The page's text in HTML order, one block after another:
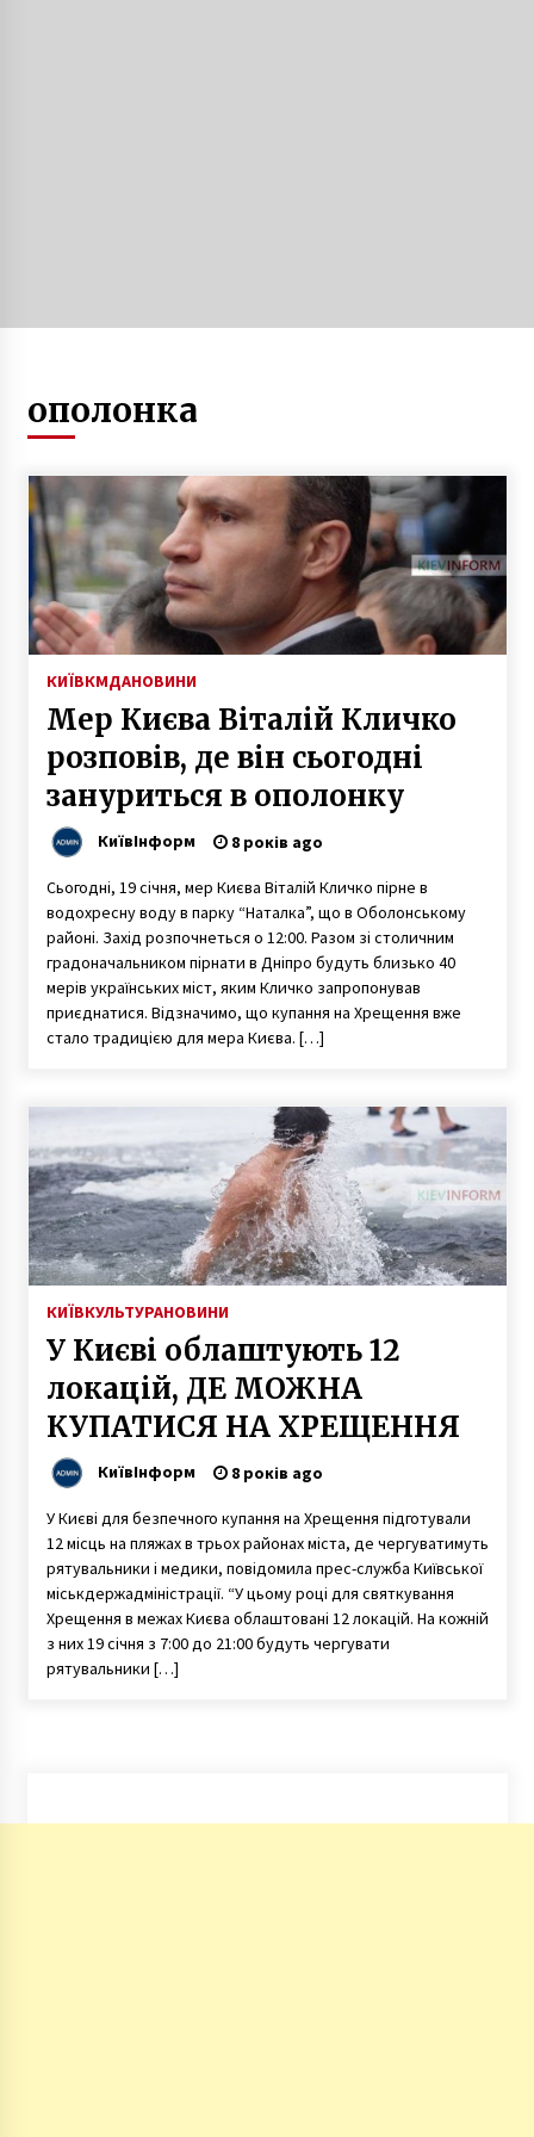
5 років ago
України на $8,1 млрд
З’явилося відео, як рано вранці по
центральній вулиці Києва летіла фура,
завантажена цеглою
7 років ago
Ліс на Дарниці завалений купою вживаних
речей
6 років ago
Под Киевом разгорается скандал с
львовским мусором (Фото)
10 років ago
карантину
По маршруту проведения ЛГБТ Марша
установят шесть фильтрационных пунктов
с металлодетекторами и собаками
10 років ago
У Києві невідомі підірвали банкомат
ополонка
КИЇВКМДАНОВИНИ
Мер Києва Віталій Кличко
розповів, де він сьогодні
зануриться в ополонку
КиївІнформ 8 років ago
Сьогодні, 19 січня, мер Києва Віталій Кличко пірне в
водохресну воду в парку “Наталка”, що в Оболонському
районі. Захід розпочнеться о 12:00. Разом зі столичним
градоначальником пірнати в Дніпро будуть близько 40
мерів українських міст, яким Кличко запропонував
приєднатися. Відзначимо, що купання на Хрещення вже
стало традицією для мера Києва. […]
КИЇВКУЛЬТУРАНОВИНИ
У Києві облаштують 12
локацій, ДЕ МОЖНА
КУПАТИСЯ НА ХРЕЩЕННЯ
КиївІнформ 8 років ago
У Києві для безпечного купання на Хрещення підготували
12 місць на пляжах в трьох районах міста, де чергуватимуть
рятувальники і медики, повідомила прес-служба Київської
міськдержадміністрації. “У цьому році для святкування
Хрещення в межах Києва облаштовані 12 локацій. На кожній
з них 19 січня з 7:00 до 21:00 будуть чергувати
рятувальники […]